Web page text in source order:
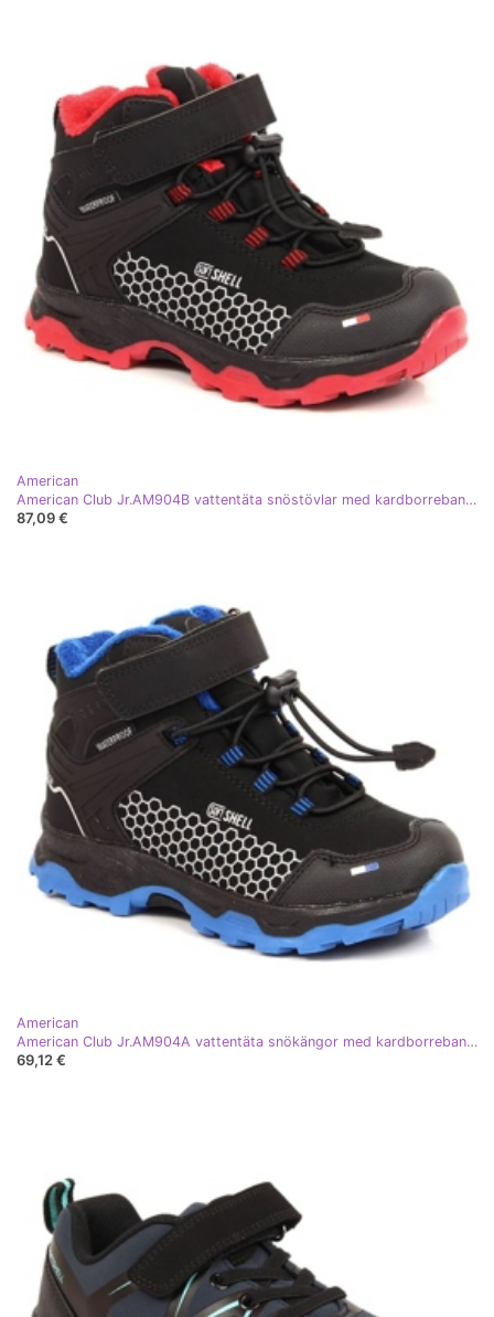
American
American Club Jr.AM904B vattentäta snöstövlar med kardborreband svart
87,09 €
American
American Club Jr.AM904A vattentäta snökängor med kardborreband svart
69,12 €